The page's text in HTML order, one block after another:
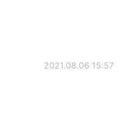
2021.08.06 15:57